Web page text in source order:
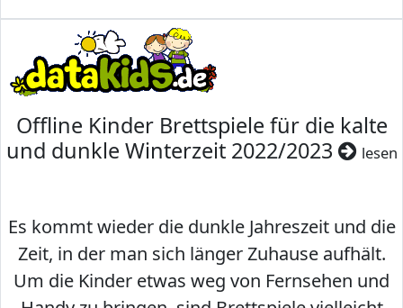
Offline Kinder Brettspiele für die kalte
und dunkle Winterzeit 2022/2023
lesen
Es kommt wieder die dunkle Jahreszeit und die
Zeit, in der man sich länger Zuhause aufhält.
Um die Kinder etwas weg von Fernsehen und